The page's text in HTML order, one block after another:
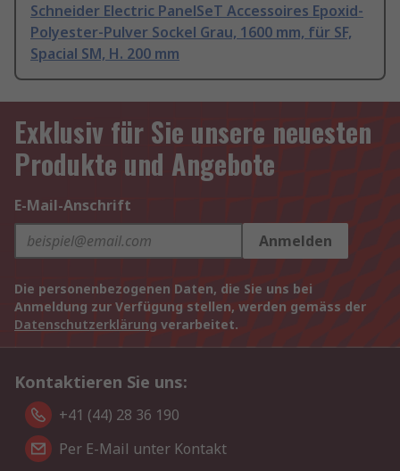
Schneider Electric PanelSeT Accessoires Epoxid-
Polyester-Pulver Sockel Grau, 1600 mm, für SF,
Spacial SM, H. 200 mm
Exklusiv für Sie unsere neuesten
Produkte und Angebote
E-Mail-Anschrift
Anmelden
Die personenbezogenen Daten, die Sie uns bei
Anmeldung zur Verfügung stellen, werden gemäss der
Datenschutzerklärung verarbeitet.
Kontaktieren Sie uns:
+41 (44) 28 36 190
Per E-Mail unter Kontakt